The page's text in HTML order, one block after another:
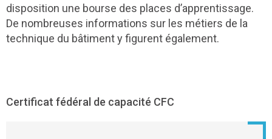
disposition une bourse des places d’apprentissage.
De nombreuses informations sur les métiers de la
technique du bâtiment y figurent également.
Certificat fédéral de capacité CFC